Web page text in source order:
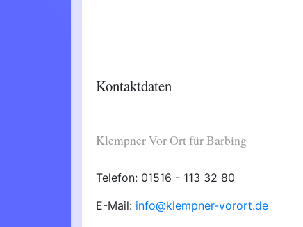
Kontaktdaten
Klempner Vor Ort für Barbing
Telefon: 01516 - 113 32 80
E-Mail: info@klempner-vorort.de